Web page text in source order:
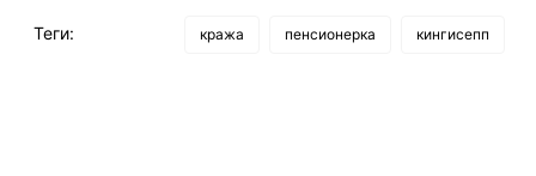
Теги: кража пенсионерка кингисепп